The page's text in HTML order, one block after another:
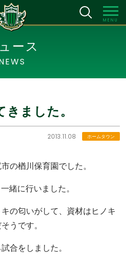
MENU
ース
ました。
2013.11.08 ホームタウン
の楢川保育園でした。
緒に行いました。
の匂いがして、資材はヒノキ
うです。
合をしました。